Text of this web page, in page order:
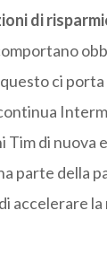
di
ci
Tim di nuova
parte della
accelerare